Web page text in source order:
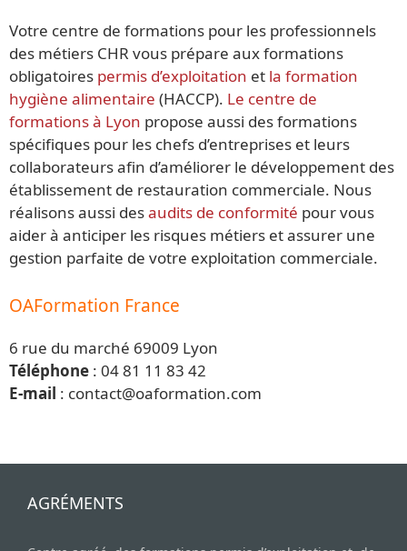
Votre centre de formations pour les professionnels
des métiers CHR vous prépare aux formations
obligatoires permis d’exploitation et la formation
hygiène alimentaire (HACCP). Le centre de
formations à Lyon propose aussi des formations
spécifiques pour les chefs d’entreprises et leurs
collaborateurs afin d’améliorer le développement des
établissement de restauration commerciale. Nous
réalisons aussi desaudits de conformité pour vous
aider à anticiper les risques métiers et assurer une
gestion parfaite de votre exploitation commerciale.
OAFormation France
6 rue du marché 69009 Lyon
Téléphone : 04 81 11 83 42
E-mail : contact@oaformation.com
AGRÉMENTS